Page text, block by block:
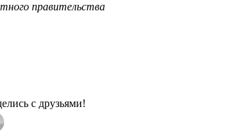
правительства
с друзьями!